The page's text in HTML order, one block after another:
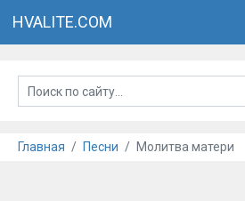
HVALITE.COM
Главная Песни Молитва матери